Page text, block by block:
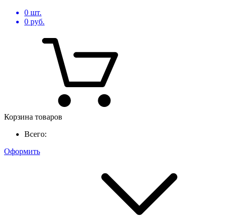
0 шт.
0 руб.
Корзина товаров
Всего:
Оформить